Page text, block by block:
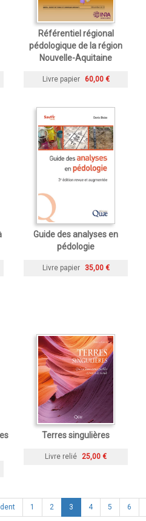
Référentiel régional
pédologique de la région
Nouvelle-Aquitaine
Livre papier 60,00 €
Guide des analyses en
pédologie
Livre papier 35,00 €
Terres singulières
Livre relié 25,00 €
1 2 3(current)
4 5 6